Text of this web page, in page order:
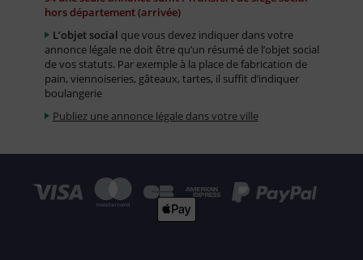
hors département (arrivée)
L’objet social que vous devez indiquer dans votre
annonce légale ne doit être qu’un résumé de l’objet social
de vos statuts. Par exemple à la place de fabrication de
pain, viennoiseries, gâteaux, tartes, il suffit d’indiquer
boulangerie
Publiez une annonce légale dans votre ville